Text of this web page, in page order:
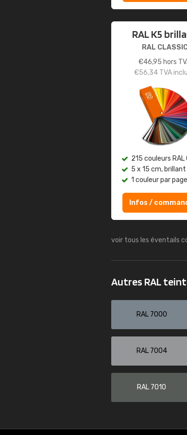
RAL K5
RAL
€46,95 hors
€56,34 TVA
215 couleurs RAL
5 x 15 cm, brillant
1 couleur par page
Infos /
voir tous les éventails
Autres RAL
RAL 7000
RAL 7004
RAL 7010